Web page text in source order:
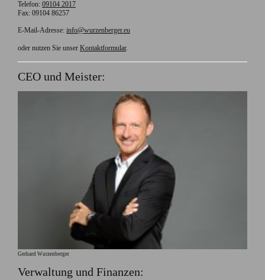
Telefon: 09104 2017
Fax: 09104 86257
E-Mail-Adresse: info@wurzenberger.eu
oder nutzen Sie unser Kontaktformular.
CEO und Meister:
Gerhard Wurzenberger
Verwaltung und Finanzen: